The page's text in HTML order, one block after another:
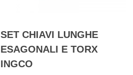
SET CHIAVI LUNGHE
ESAGONALI E TORX
INGCO